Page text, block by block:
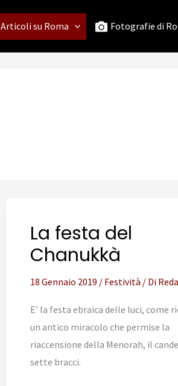
Articoli su Roma Fotografie di
La festa del
Chanukkà
18 Gennaio 2019 / Festività / Di
E’ la festa ebraica delle luci, come
un antico miracolo che permise la
riaccensione della Menorah, il
sette bracci.